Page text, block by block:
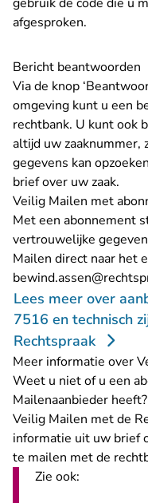
afgesproken.
Bericht beantwoorden
Via de knop
omgeving kunt u een
rechtbank. U kunt ook
altijd uw zaaknummer,
gegevens kan
brief over uw zaak.
Veilig Mailen met
Met een abonnement
vertrouwelijke
Mailen direct naar het
Lees meer over
7516 en technisch
Rechtspraak
Meer informatie over
Weet u niet of u een
Mailenaanbieder
Veilig Mailen met de
informatie uit uw brief
te mailen met de
Zie ook: